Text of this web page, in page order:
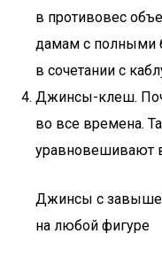
в противовес
дамам с полными
в сочетании с
Джинсы-клеш.
во все времена.
уравновешивают
Джинсы с
на любой фигуре